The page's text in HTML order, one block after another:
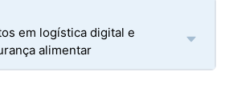
em logística digital e
alimentar